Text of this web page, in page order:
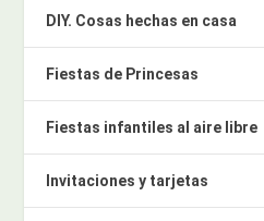
DIY. Cosas hechas en casa
Fiestas de Princesas
Fiestas infantiles al aire libre
Invitaciones y tarjetas